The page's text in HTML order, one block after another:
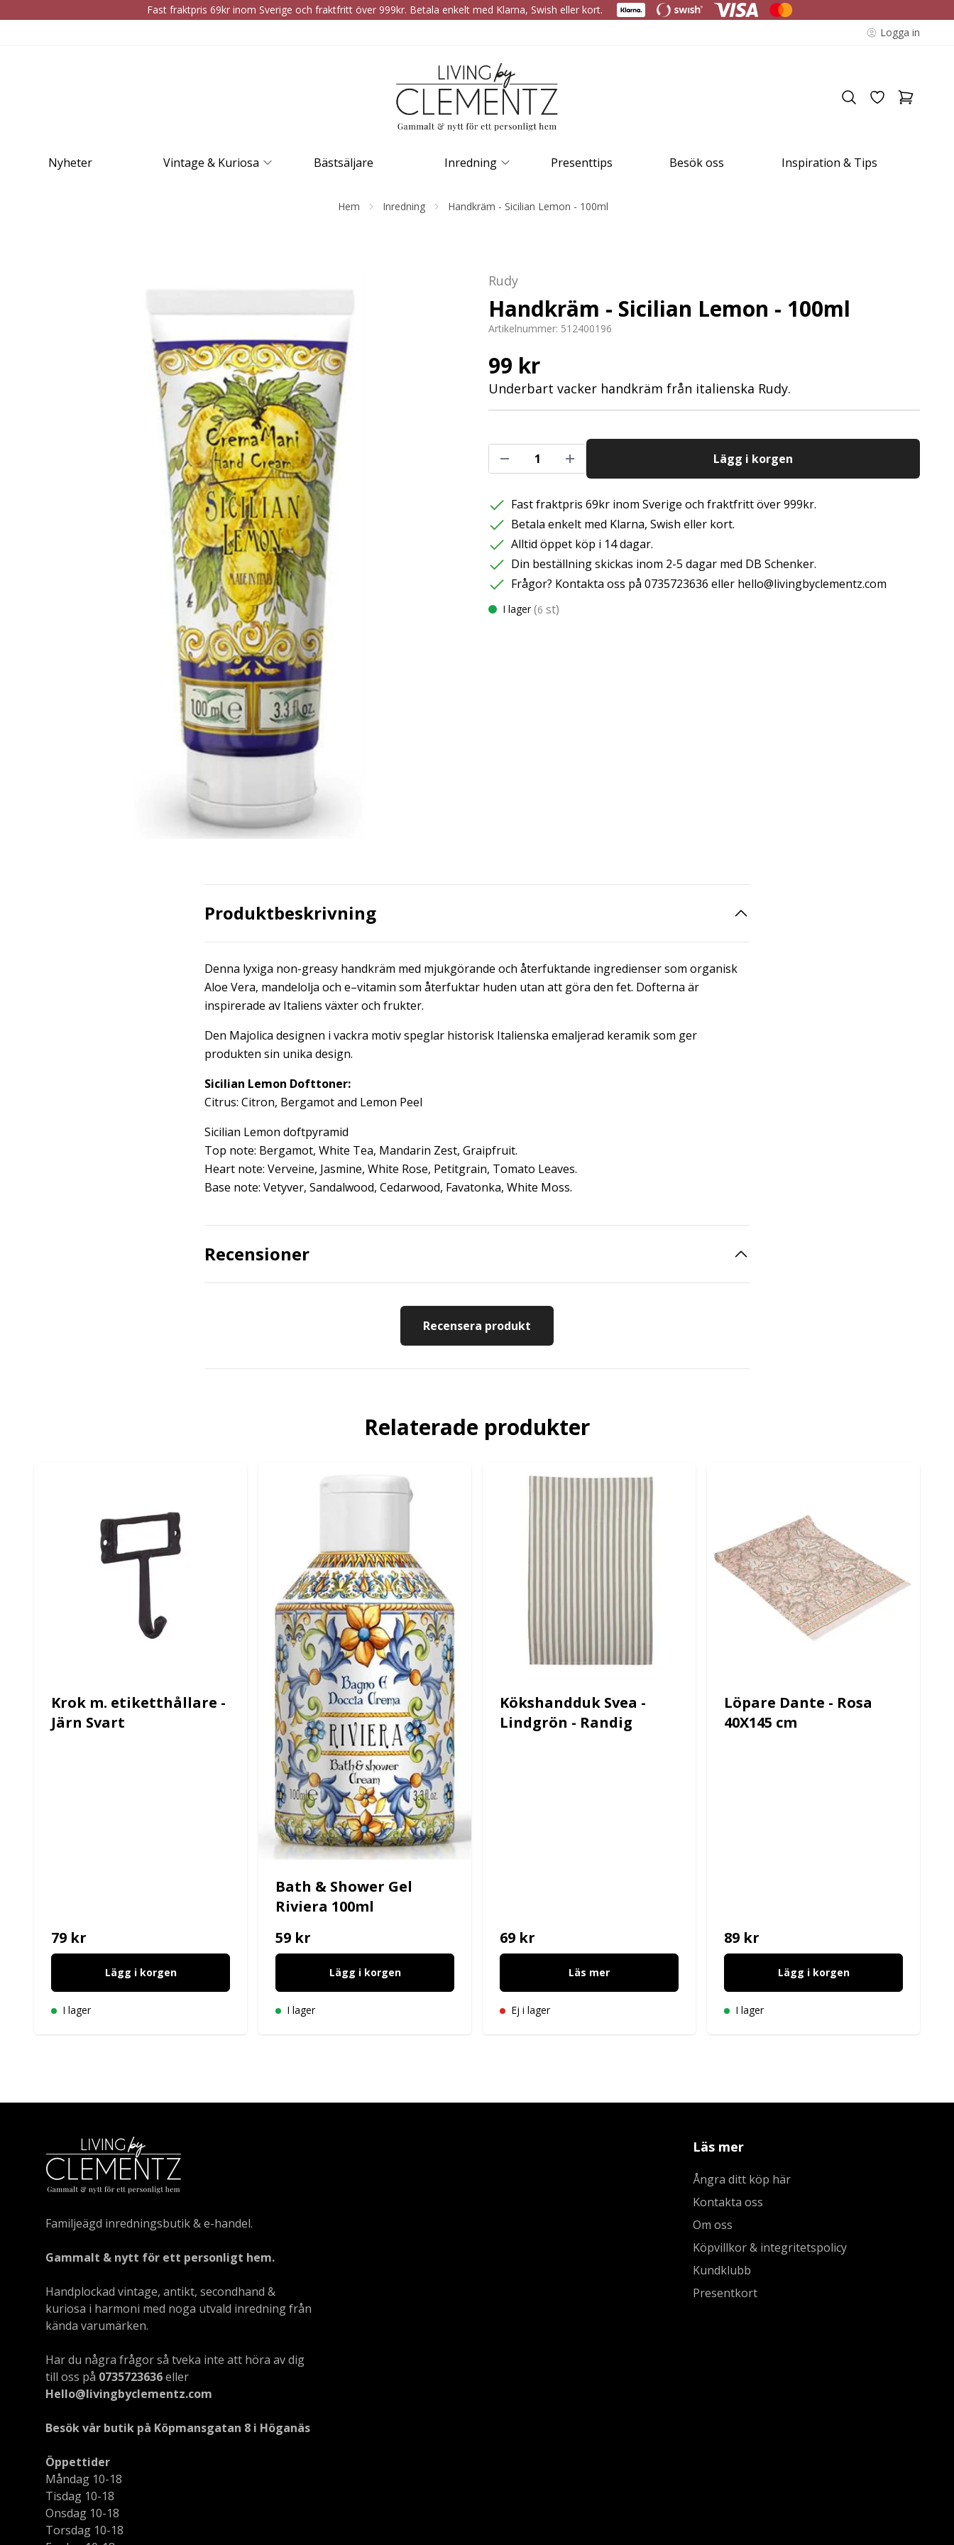
Fast fraktpris 69kr inom Sverige och fraktfritt över 999kr. Betala enkelt med Klarna, Swish eller kort.
Logga in
Nyheter Vintage & Kuriosa Bästsäljare Inredning Presenttips Besök oss Inspiration & Tips
Hem Inredning Handkräm - Sicilian Lemon - 100ml
Rudy
Handkräm - Sicilian Lemon - 100ml
Artikelnummer: 512400196
99 kr
Underbart vacker handkräm från italienska Rudy.
Lägg i korgen
Fast fraktpris 69kr inom Sverige och fraktfritt över 999kr.
Betala enkelt med Klarna, Swish eller kort.
Alltid öppet köp i 14 dagar.
Din beställning skickas inom 2-5 dagar med DB Schenker.
Frågor? Kontakta oss på 0735723636 eller hello@livingbyclementz.com
I lager (6 st)
Produktbeskrivning
Denna lyxiga non-greasy handkräm med mjukgörande och återfuktande ingredienser som organisk
Aloe Vera, mandelolja och e–vitamin som återfuktar huden utan att göra den fet. Dofterna är
inspirerade av Italiens växter och frukter.
Den Majolica designen i vackra motiv speglar historisk Italienska emaljerad keramik som ger
produkten sin unika design.
Sicilian Lemon Dofttoner:
Citrus: Citron, Bergamot and Lemon Peel
Sicilian Lemon doftpyramid
Top note: Bergamot, White Tea, Mandarin Zest, Graipfruit.
Heart note: Verveine, Jasmine, White Rose, Petitgrain, Tomato Leaves.
Base note: Vetyver, Sandalwood, Cedarwood, Favatonka, White Moss.
Recensioner
Recensera produkt
Relaterade produkter
Krok m. etiketthållare -
Järn Svart
79 kr
Lägg i korgen
I lager
Bath & Shower Gel
Riviera 100ml
59 kr
Lägg i korgen
I lager
Kökshandduk Svea -
Lindgrön - Randig
69 kr
Läs mer
Ej i lager
Löpare Dante - Rosa
40X145 cm
89 kr
Lägg i korgen
I lager
Familjeägd inredningsbutik & e-handel.
Gammalt & nytt för ett personligt hem.
Handplockad vintage, antikt, secondhand &
kuriosa i harmoni med noga utvald inredning från
kända varumärken.
Har du några frågor så tveka inte att höra av dig
till oss på 0735723636eller
Hello@livingbyclementz.com
Besök vår butik på Köpmansgatan 8 i Höganäs
Öppettider
Måndag 10-18
Tisdag 10-18
Onsdag 10-18
Torsdag 10-18
Läs mer
Ångra ditt köp här
Kontakta oss
Om oss
Köpvillkor & integritetspolicy
Kundklubb
Presentkort